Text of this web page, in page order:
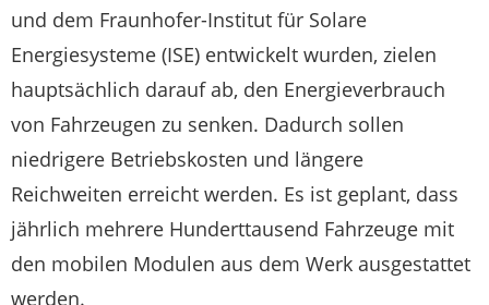
und dem Fraunhofer-Institut für Solare
Energiesysteme (ISE) entwickelt wurden, zielen
hauptsächlich darauf ab, den Energieverbrauch
von Fahrzeugen zu senken. Dadurch sollen
niedrigere Betriebskosten und längere
Reichweiten erreicht werden. Es ist geplant, dass
jährlich mehrere Hunderttausend Fahrzeuge mit
den mobilen Modulen aus dem Werk ausgestattet
werden.